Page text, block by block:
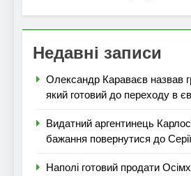
Недавні записи
Олександр Караваєв назвав
який готовий до переходу в
Видатний аргентинець
бажання повернутися до
Наполі готовий продати